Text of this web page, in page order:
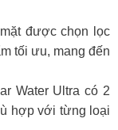
được chọn lọc
tối ưu, mang đến
Water Ultra có 2
hợp với từng loại